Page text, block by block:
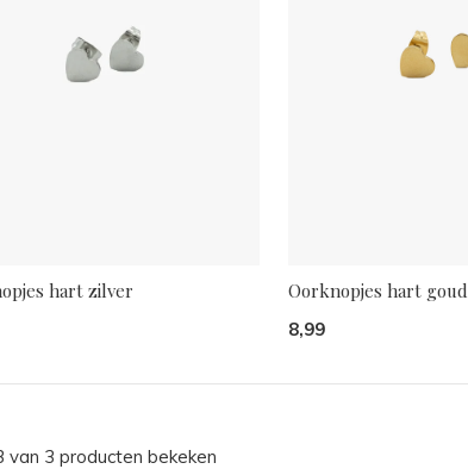
hart zilver Oorknopjes hart goud
8,99
van 3 producten bekeken